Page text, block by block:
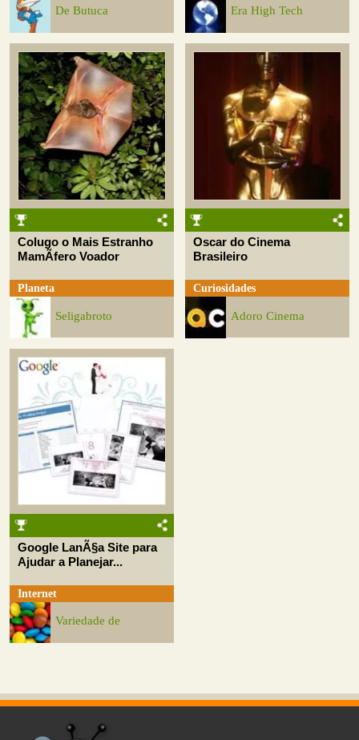
De Butuca Era High Tech
Colugo o Mais Estranho
MamÃ­fero Voador
Planeta
Seligabroto
Oscar do Cinema
Brasileiro
Curiosidades
Adoro Cinema
Google LanÃ§a Site para
Ajudar a Planejar...
Internet
Variedade de